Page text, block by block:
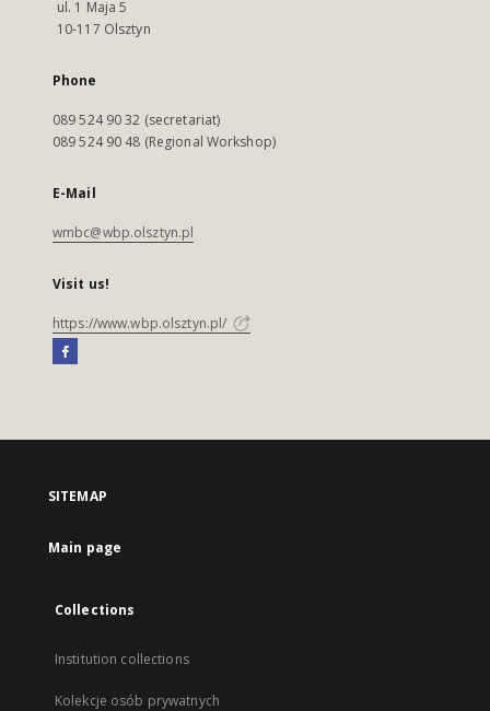
ul. 1 Maja 5
10-117 Olsztyn
Phone
089 524 90 32 (secretariat)
089 524 90 48 (Regional Workshop)
E-Mail
wmbc@wbp.olsztyn.pl
Visit us!
https://www.wbp.olsztyn.pl/
SITEMAP
Main page
Collections
Institution collections
Kolekcje osób prywatnych